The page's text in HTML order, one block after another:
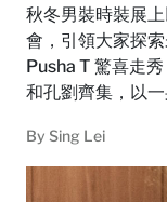
秋冬男裝時裝展
會，引領大家探
Pusha T 驚喜走
和孔劉齊集，以
By Sing Lei